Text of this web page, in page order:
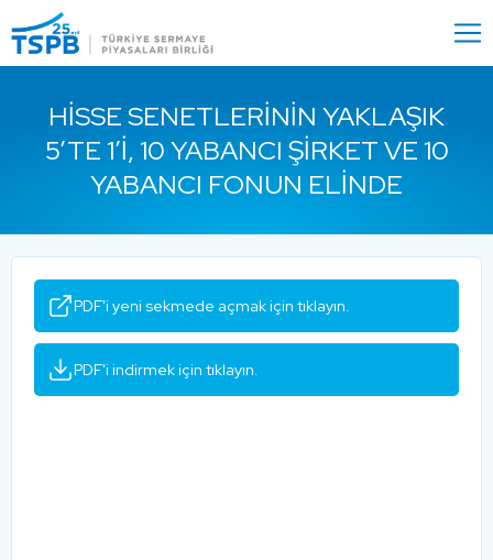
Close
HISSE SENETLERININ YAKLAŞIK
5’TE 1’I, 10 YABANCI ŞIRKET VE 10
YABANCI FONUN ELINDE
PDF'i yeni sekmede açmak için tıklayın.
PDF'i indirmek için tıklayın.